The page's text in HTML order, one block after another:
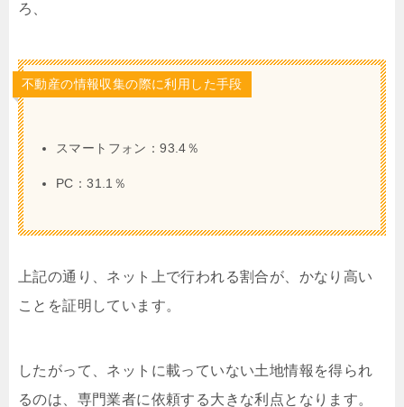
ろ、
不動産の情報収集の際に利用した手段
スマートフォン：93.4％
PC：31.1％
上記の通り、ネット上で行われる割合が、かなり高い
ことを証明しています。
したがって、ネットに載っていない土地情報を得られ
るのは、専門業者に依頼する大きな利点となります。